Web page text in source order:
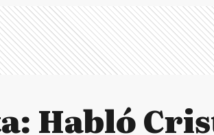
Habló